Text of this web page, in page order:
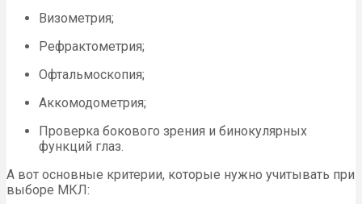
Визометрия;
Рефрактометрия;
Офтальмоскопия;
Аккомодометрия;
Проверка бокового зрения и бинокулярных
функций глаз.
А вот основные критерии, которые нужно учитывать при
выборе МКЛ: